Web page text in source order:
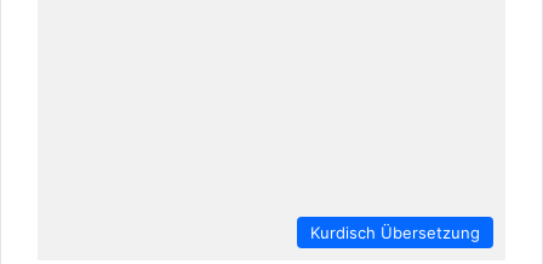
Kurdisch Übersetzung